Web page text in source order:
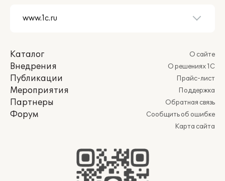
Каталог
Внедрения
Публикации
Мероприятия
Партнеры
Форум
О сайте
О решениях 1С
Прайс-лист
Поддержка
Обратная связь
Сообщить об ошибке
Карта сайта